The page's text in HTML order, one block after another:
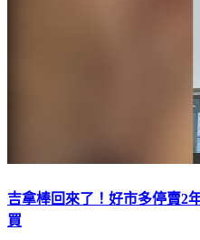
吉拿棒回來了！好市多停賣2